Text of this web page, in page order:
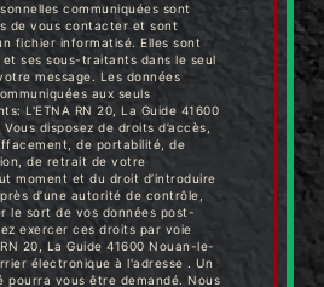
communiquées sont
de vous contacter et sont
fichier informatisé. Elles sont
et ses sous-traitants dans le seul
message. Les données
aux seuls
L'ETNA RN 20, La Guide 41600
disposez de droits d’accès,
de portabilité, de
de retrait de votre
moment et du droit d’introduire
d’une autorité de contrôle,
le sort de vos données post-
exercer ces droits par voie
20, La Guide 41600 Nouan-le-
électronique à l'adresse . Un
vous être demandé. Nous